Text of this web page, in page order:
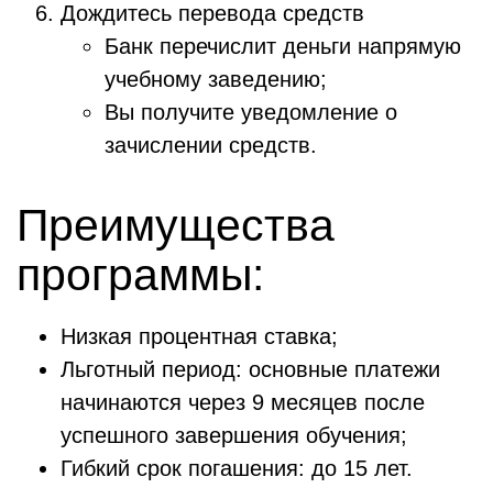
Дождитесь перевода средств
Банк перечислит деньги напрямую
учебному заведению;
Вы получите уведомление о
зачислении средств.
Преимущества
программы:
Низкая процентная ставка;
Льготный период: основные платежи
начинаются через 9 месяцев после
успешного завершения обучения;
Гибкий срок погашения: до 15 лет.